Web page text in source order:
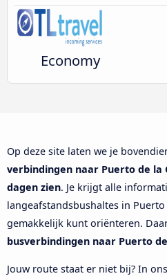
Economy
Op deze site laten we je
verbindingen naar Puerto de la
dagen zien. Je krijgt alle
langeafstandsbushaltes in
gemakkelijk kunt oriënteren.
busverbindingen naar Puerto
Jouw route staat er niet bij? In